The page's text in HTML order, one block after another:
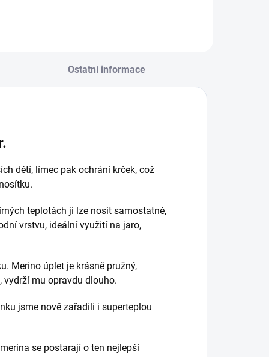
Ostatní informace
dětí, límec pak ochrání krček, což
teplotách ji lze nosit samostatně,
vrstvu, ideální využití na jaro,
Merino úplet je krásně pružný,
vydrží mu opravdu dlouho.
jsme nově zařadili i superteplou
se postarají o ten nejlepší